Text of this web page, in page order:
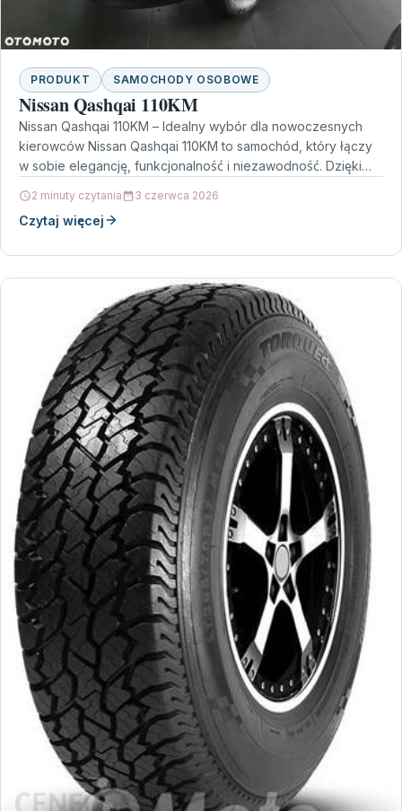
PRODUKT SAMOCHODY OSOBOWE
Nissan Qashqai 110KM
Nissan Qashqai 110KM – Idealny wybór dla nowoczesnych
kierowców Nissan Qashqai 110KM to samochód, który łączy
w sobie elegancję, funkcjonalność i niezawodność. Dzięki
2 minuty czytania 3 czerwca 2026
Czytaj więcej